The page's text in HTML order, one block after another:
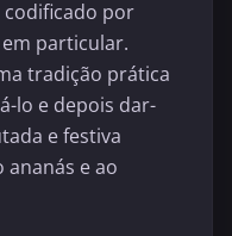
codificado por
particular.
tradição prática
lo e depois dar-
e festiva
ananás e ao